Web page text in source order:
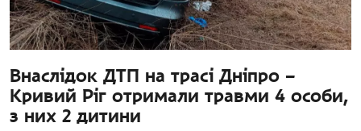
Внаслідок ДТП на трасі Дніпро –
Кривий Ріг отримали травми 4 особи,
з них 2 дитини